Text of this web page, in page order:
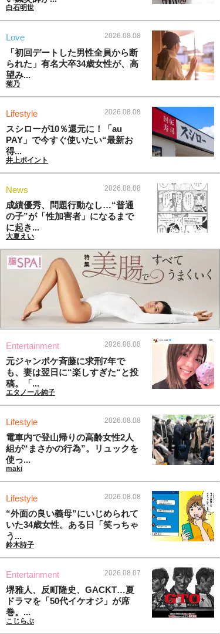
白石明世
Love 2026.08.08
「初回デートした男性全員から断
られた」有名大卒34歳女性が、高
望み...
菊乃
Lifestyle 2026.08.08
スシローが10％還元に！「au
PAY」で今すぐ使いたい“最新お
得...
井上ポイント
News 2026.08.08
成績優秀、問題行動なし…“普通
の子”が「性加害者」になるまで
に起き...
大夏えい
Entertainment 2026.08.08
元ジャンポケ斉藤に求刑7年で
も、妻は翌日に“楽しすぎた“と投
稿。「...
エタノール純子
Lifestyle 2026.08.08
電車内で登山帰りの高齢女性2人
組が“まさかの行為”。リュックを
使っ...
maki
Lifestyle 2026.08.08
“外面の良い義母”にいじめられて
いた34歳女性。ある日「笑っちゃ
う...
鈴木詩子
Entertainment 2026.08.07
堺雅人、反町隆史、GACKT…夏
ドラマを「50代イケオジ」が席
巻。...
こじらぶ